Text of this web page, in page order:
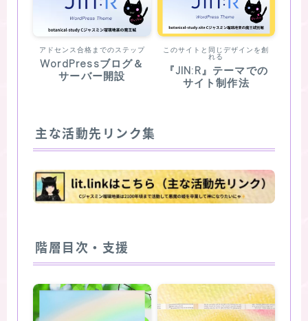
アドセンス合格までのステップ
WordPressブログ＆
サーバー開設
このサイトと同じデザインを創
れる
『JIN:R』テーマでの
サイト制作法
主な活動先リンク集
階層目次・支援